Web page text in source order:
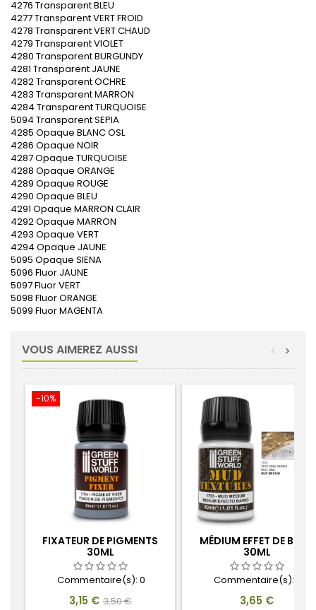
4276 Transparent BLEU
4277 Transparent VERT FROID
4278 Transparent VERT CHAUD
4279 Transparent VIOLET
4280 Transparent BURGUNDY
4281 Transparent JAUNE
4282 Transparent OCHRE
4283 Transparent MARRON
4284 Transparent TURQUOISE
5094 Transparent SEPIA
4285 Opaque BLANC OSL
4286 Opaque NOIR
4287 Opaque TURQUOISE
4288 Opaque ORANGE
4289 Opaque ROUGE
4290 Opaque BLEU
4291 Opaque MARRON CLAIR
4292 Opaque MARRON
4293 Opaque VERT
4294 Opaque JAUNE
5095 Opaque SIENA
5096 Fluor JAUNE
5097 Fluor VERT
5098 Fluor ORANGE
5099 Fluor MAGENTA
VOUS AIMEREZ AUSSI >
<
-10%
FIXATEUR DE PIGMENTS
30ML
Commentaire(s): 0
Prix
3,15 € Prix
3,50 €
MÉDIUM EFFET DE BOUE
30ML
Commentaire(s):
Prix
3,65 €